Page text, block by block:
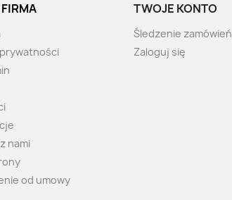
nami
od umowy
TWOJE KONTO
Śledzenie zamówień
Zaloguj się